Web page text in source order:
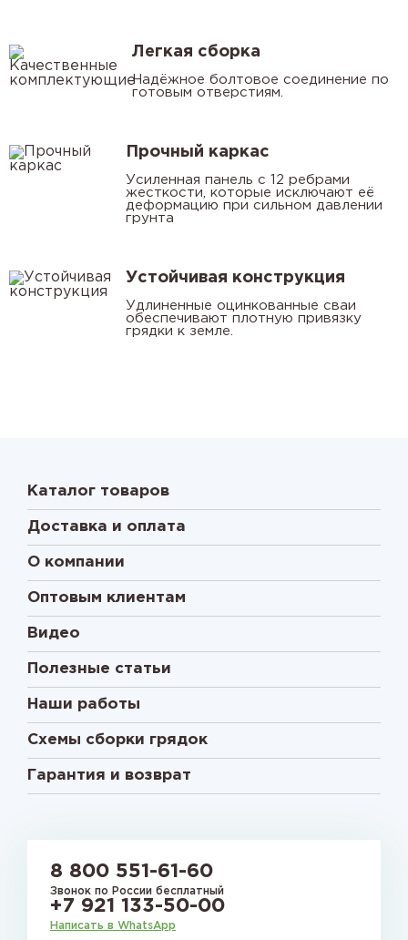
Легкая сборка
Надёжное болтовое соединение по
готовым отверстиям.
Прочный каркас
Усиленная панель с 12 ребрами
жесткости, которые исключают её
деформацию при сильном давлении
грунта
Устойчивая конструкция
Удлиненные оцинкованные сваи
обеспечивают плотную привязку
грядки к земле.
Каталог товаров
Доставка и оплата
О компании
Оптовым клиентам
Видео
Полезные статьи
Наши работы
Схемы сборки грядок
Гарантия и возврат
8 800 551-61-60
Звонок по России бесплатный
+7 921 133-50-00
Написать в WhatsApp